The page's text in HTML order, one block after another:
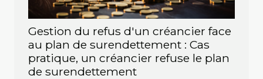
Gestion du refus d'un créancier face
au plan de surendettement : Cas
pratique, un créancier refuse le plan
de surendettement